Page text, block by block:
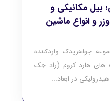
بیل مکانیکی و
و انواع ماشین
جواهریدک واردکننده
های هارد کروم (راد جک
در ابعاد...